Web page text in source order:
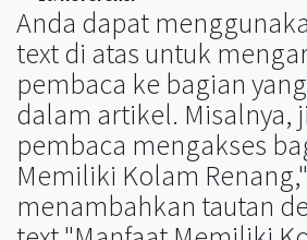
Anda dapat
text di atas untuk
pembaca ke bagian
dalam artikel. Misalnya,
pembaca mengakses
Memiliki Kolam
menambahkan tautan